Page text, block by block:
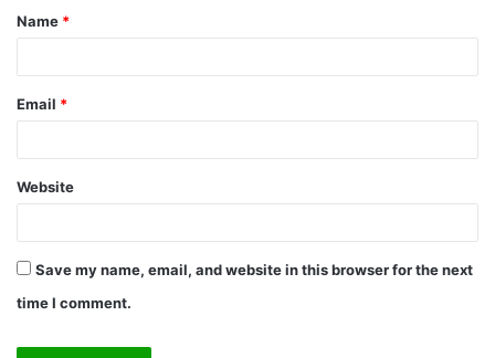
*
Name *
Email *
Website
Save my name, email, and website in this browser for the next
time I comment.